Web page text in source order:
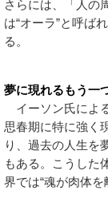
さらには、「人の
は“オーラ”と呼ば
る。
夢に現れるもう一
イーソン氏によ
思春期に特に強く
り、過去の人生を
もある。こうした
界では“魂が肉体を